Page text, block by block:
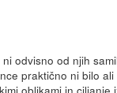
odvisno od njih
praktično ni bilo
oblikami in ciljanje